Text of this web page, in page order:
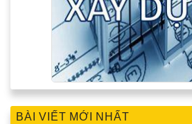
BÀI VIẾT MỚI NHẤT